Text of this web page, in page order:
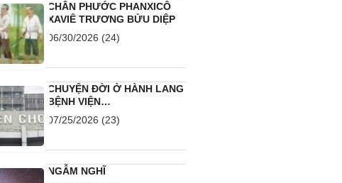
CHÂN PHƯỚC PHANXICÔ
XAVIÊ TRƯƠNG BỬU DIỆP
06/30/2026 (24)
CHUYỆN ĐỜI Ở HÀNH LANG
BỆNH VIỆN…
07/25/2026 (23)
NGẪM NGHĨ